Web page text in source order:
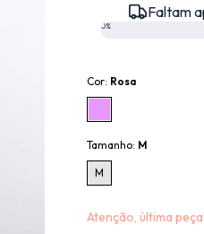
Faltam
0%
Cor: Rosa
Tamanho: M
M
Atenção, última peça!